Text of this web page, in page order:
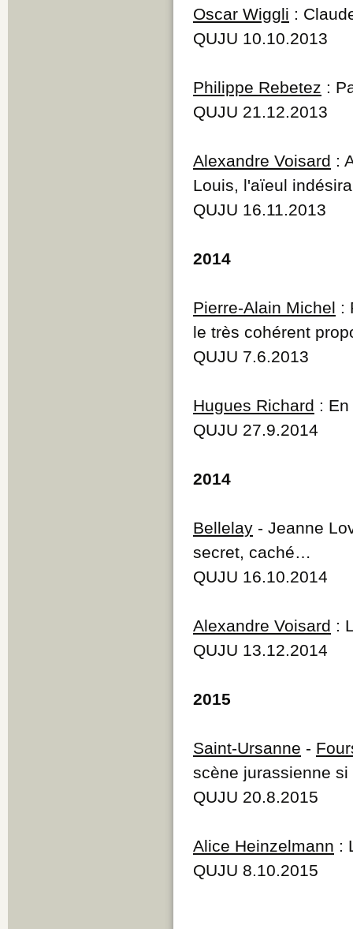
Oscar Wiggli :
QUJU 10.10.2013
Philippe Rebetez :
QUJU 21.12.2013
Alexandre Voisard :
Louis, l'aïeul
QUJU 16.11.2013
2014
Pierre-Alain Michel :
le très cohérent
QUJU 7.6.2013
Hugues Richard :
QUJU 27.9.2014
2014
Bellelay - Jeanne
secret, caché…
QUJU 16.10.2014
Alexandre Voisard :
QUJU 13.12.2014
2015
Saint-Ursanne -
scène jurassienne
QUJU 20.8.2015
Alice Heinzelmann :
QUJU 8.10.2015